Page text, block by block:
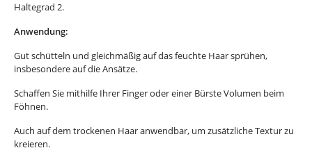
Haltegrad 2.
Anwendung:
Gut schütteln und gleichmäßig auf das feuchte Haar sprühen,
insbesondere auf die Ansätze.
Schaffen Sie mithilfe Ihrer Finger oder einer Bürste Volumen beim
Föhnen.
Auch auf dem trockenen Haar anwendbar, um zusätzliche Textur zu
kreieren.